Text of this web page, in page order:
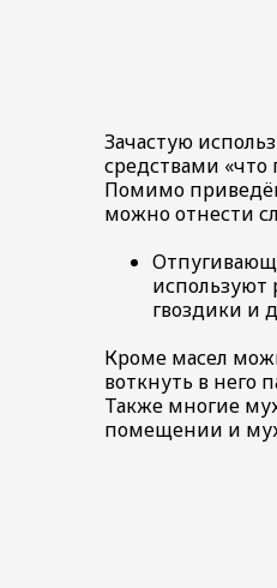
Зачастую
средствами
Помимо
можно отнести
используют
гвоздики и
Кроме масел
воткнуть в него
Также многие
помещении и